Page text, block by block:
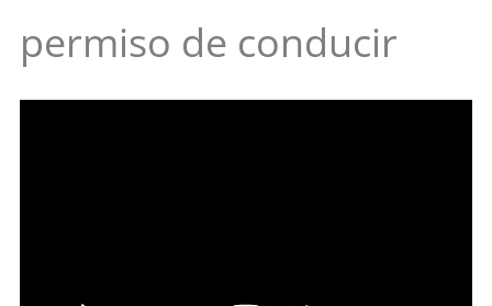
permiso de conducir